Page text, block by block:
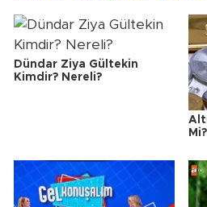
Dündar Ziya Gültekin
Kimdir? Nereli?